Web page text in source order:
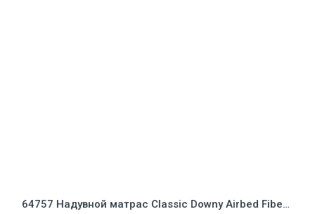
64757 Надувной матрас Classic Downy Airbed Fiber-Tech, 99х191х25см